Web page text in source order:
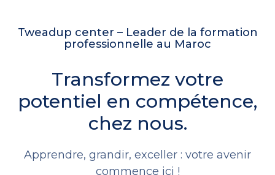
Tweadup center – Leader de la formation
professionnelle au Maroc
Transformez votre
potentiel en compétence,
chez nous.
Apprendre, grandir, exceller : votre avenir
commence ici !